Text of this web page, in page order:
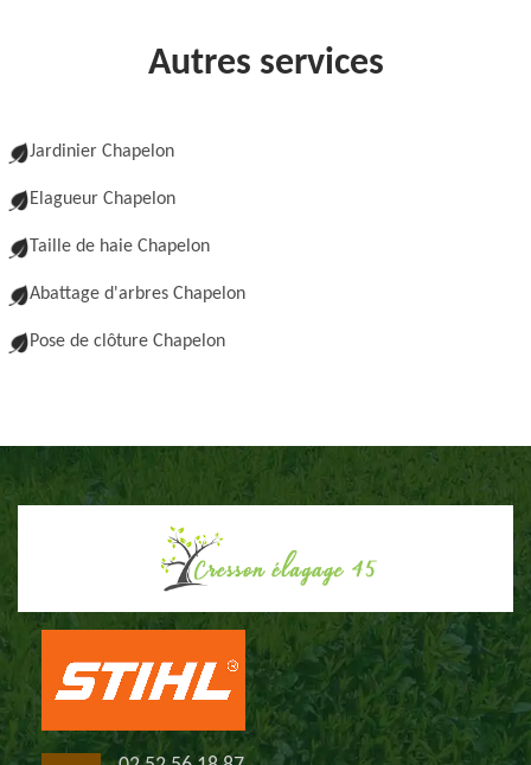
Autres services
Jardinier Chapelon
Elagueur Chapelon
Taille de haie Chapelon
Abattage d'arbres Chapelon
Pose de clôture Chapelon